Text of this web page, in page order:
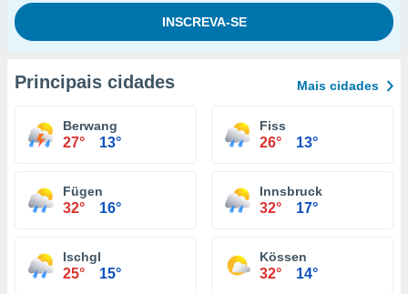
Principais cidades Mais cidades
Berwang
27° 13°
Fiss
26° 13°
Fügen
32° 16°
Innsbruck
32° 17°
Ischgl
25° 15°
Kössen
32° 14°